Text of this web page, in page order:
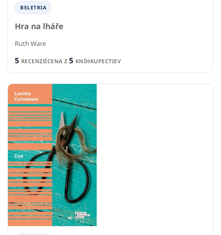
BELETRIA
Hra na lháře
Ruth Ware
5 RECENZIÍCENA Z 5 KNÍHKUPECTIEV